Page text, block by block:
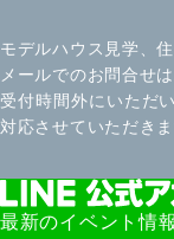
モデルハウス見学、
メールでのお問合せ
受付時間外にいただ
対応させていただきま
最新のイベント情